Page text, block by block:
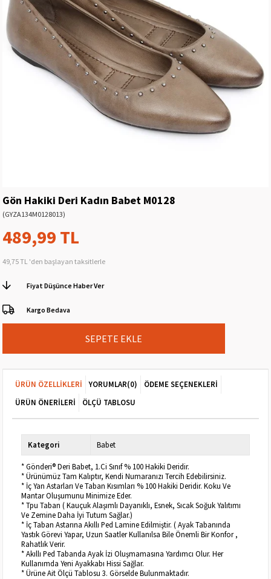
Gön Hakiki Deri Kadın Babet M0128
(GYZA134M0128013)
489,99 TL
49,75 TL 'den başlayan taksitlerle
Fiyat Düşünce Haber Ver
Kargo Bedava
ÜRÜN ÖZELLIKLERI YORUMLAR(0)
ÖDEME SEÇENEKLERI
ÜRÜN ÖNERILERI
ÖLÇÜ TABLOSU
Kategori Babet
* Gönderi® Deri Babet, 1.Ci Sınıf % 100 Hakiki Deridir.
* Ürünümüz Tam Kalıptır, Kendi Numaranızı Tercih Edebilirsiniz.
* İç Yan Astarları Ve Taban Kısımları % 100 Hakiki Deridir. Koku Ve
Mantar Oluşumunu Minimize Eder.
* Tpu Taban ( Kauçuk Alaşımlı Dayanıklı, Esnek, Sıcak Soğuk Yalıtımı
Ve Zemine Daha İyi Tutum Sağlar.)
* İç Taban Astarına Akıllı Ped Lamine Edilmiştir. ( Ayak Tabanında
Yastık Görevi Yapar, Uzun Saatler Kullanılsa Bile Önemli Bir Konfor ,
Rahatlık Verir.
* Akıllı Ped Tabanda Ayak İzi Oluşmamasına Yardımcı Olur. Her
Kullanımda Yeni Ayakkabı Hissi Sağlar.
* Ürüne Ait Ölçü Tablosu 3. Görselde Bulunmaktadır.